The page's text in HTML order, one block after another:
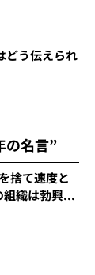
う伝えられ
の名言”
捨て速度と
組織は勃興...